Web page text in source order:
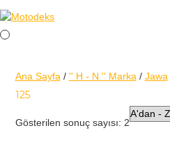
Ana Sayfa / '' H - N '' Marka / Jawa
125
Gösterilen sonuç sayısı: 2